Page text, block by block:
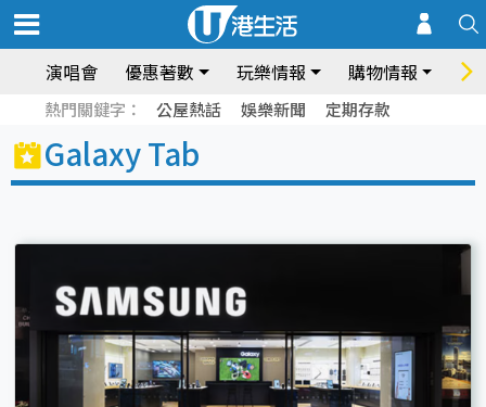
演唱會 優惠著數 玩樂情報 購物情報 飲
熱門關鍵字： 公屋熱話 娛樂新聞 定期存款
Galaxy Tab